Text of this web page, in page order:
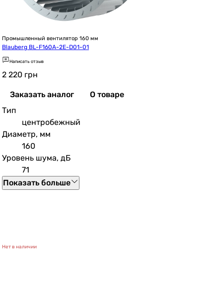
Промышленный вентилятор 160 мм
Blauberg BL-F160A-2E-D01-01
Написать отзыв
2 220 грн
Заказать аналог
О товаре
Тип
центробежный
Диаметр, мм
160
Уровень шума, дБ
71
Показать больше
Нет в наличии